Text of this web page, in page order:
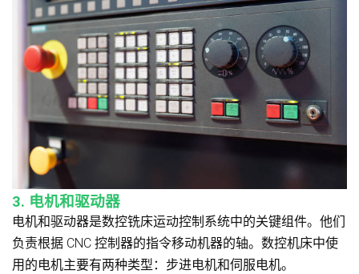
3. 电机和驱动器
电机和驱动器是数控铣床运动控制系统中的关键组件。他们
负责根据 CNC 控制器的指令移动机器的轴。数控机床中使
用的电机主要有两种类型：步进电机和伺服电机。